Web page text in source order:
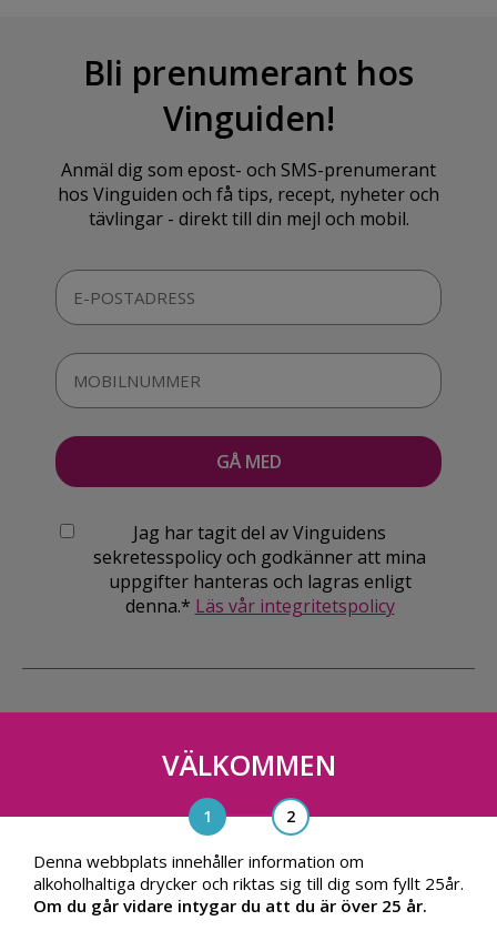
Bli prenumerant hos
Vinguiden!
Anmäl dig som epost- och SMS-prenumerant
hos Vinguiden och få tips, recept, nyheter och
tävlingar - direkt till din mejl och mobil.
Jag har tagit del av Vinguidens
sekretesspolicy och godkänner att mina
uppgifter hanteras och lagras enligt
denna.* Läs vår integritetspolicy
Vinguiden Nordic AB
Blasieholmsgatan 4A, 111 48, Stockholm
info@vinguiden.com
VÄLKOMMEN
Denna webbplats innehåller information om
alkoholhaltiga drycker och riktas sig till dig som fyllt 25år.
Om du går vidare intygar du att du är över 25 år.